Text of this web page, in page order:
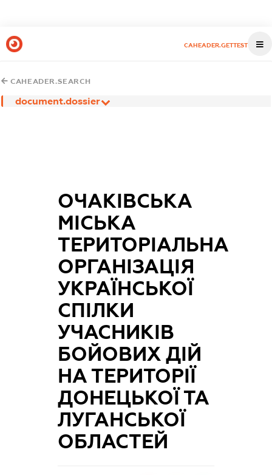
CAHEADER.GETTEST
CAHEADER.SEARCH
document.dossier
ОЧАКІВСЬКА
МІСЬКА
ТЕРИТОРІАЛЬНА
ОРГАНІЗАЦІЯ
УКРАЇНСЬКОЇ
СПІЛКИ
УЧАСНИКІВ
БОЙОВИХ ДІЙ
НА ТЕРИТОРІЇ
ДОНЕЦЬКОЇ ТА
ЛУГАНСЬКОЇ
ОБЛАСТЕЙ